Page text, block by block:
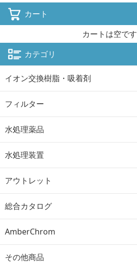
カート
カートは空です
カテゴリ
イオン交換樹脂・吸着剤
フィルター
水処理薬品
水処理装置
アウトレット
総合カタログ
AmberChrom
その他商品